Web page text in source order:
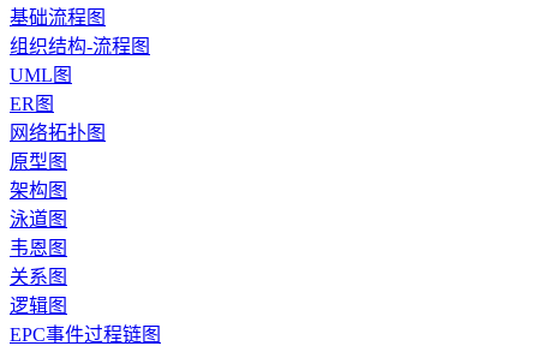
基础流程图
组织结构-流程图
UML图
ER图
网络拓扑图
原型图
架构图
泳道图
韦恩图
关系图
逻辑图
EPC事件过程链图